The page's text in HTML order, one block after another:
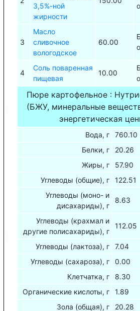
3,5%-ной
жирности
3
Масло
сливочное
вологодское
60.00
4
Соль поваренная
пищевая
10.00
Пюре картофельное :
(БЖУ, минеральные
энергетическая
Вода, г
760.10
Белки, г
20.26
Жиры, г
57.90
Углеводы (общие), г
122.51
Углеводы (моно- и
дисахариды), г
8.63
Углеводы (крахмал и
другие полисахариды), г
112.05
Углеводы (лактоза), г
7.04
Углеводы (сахароза), г
0.00
Клетчатка, г
8.30
Органические кислоты, г
1.89
Зола (общая), г
20.28